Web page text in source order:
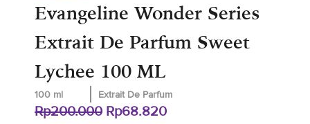
Evangeline Wonder Series
Extrait De Parfum Sweet
Lychee 100 ML
100 ml Extrait De Parfum
Rp200.000 Harga
Rp68.820Harga